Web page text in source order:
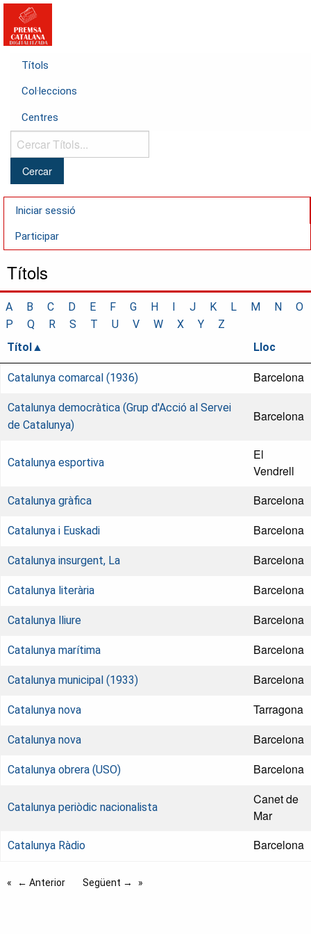
Títols
Col·leccions
Centres
Cercar
Títols...
Iniciar sessió
Participar
Títols
A B C D E F G H I J K L M N
O
P
Q R S T U V W X Y
Z
Títol
Lloc
Catalunya comarcal (1936) Barcelona
Catalunya democràtica (Grup d'Acció al Servei
de Catalunya)
Barcelona
Catalunya esportiva
El
Vendrell
Catalunya gràfica Barcelona
Catalunya i Euskadi Barcelona
Catalunya insurgent, La Barcelona
Catalunya literària Barcelona
Catalunya lliure Barcelona
Catalunya marítima Barcelona
Catalunya municipal (1933) Barcelona
Catalunya nova Tarragona
Catalunya nova Barcelona
Catalunya obrera (USO) Barcelona
Catalunya periòdic nacionalista
Canet de
Mar
Catalunya Ràdio Barcelona
← Anterior Següent →